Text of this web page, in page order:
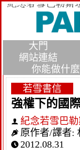
大門
網站連結
你能做什麼
若雪書信
強權下的國
紀念若雪巴
原作者/譯者:
2012.08.31